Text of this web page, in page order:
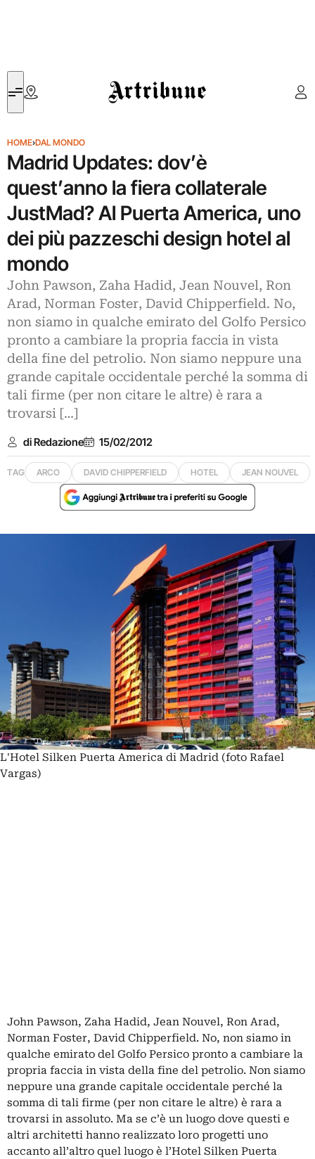
Artribune
HOME›DAL MONDO
Madrid Updates: dov’è
quest’anno la fiera collaterale
JustMad? Al Puerta America, uno
dei più pazzeschi design hotel al
mondo
John Pawson, Zaha Hadid, Jean Nouvel, Ron
Arad, Norman Foster, David Chipperfield. No,
non siamo in qualche emirato del Golfo Persico
pronto a cambiare la propria faccia in vista
della fine del petrolio. Non siamo neppure una
grande capitale occidentale perché la somma di
tali firme (per non citare le altre) è rara a
trovarsi […]
di Redazione 15/02/2012
TAG ARCO DAVID CHIPPERFIELD HOTEL JEAN NOUVEL
L'Hotel Silken Puerta America di Madrid (foto Rafael
Vargas)
John Pawson, Zaha Hadid, Jean Nouvel, Ron Arad,
Norman Foster, David Chipperfield. No, non siamo in
qualche emirato del Golfo Persico pronto a cambiare la
propria faccia in vista della fine del petrolio. Non siamo
neppure una grande capitale occidentale perché la
somma di tali firme (per non citare le altre) è rara a
trovarsi in assoluto. Ma se c’è un luogo dove questi e
altri architetti hanno realizzato loro progetti uno
accanto all’altro quel luogo è l’Hotel Silken Puerta